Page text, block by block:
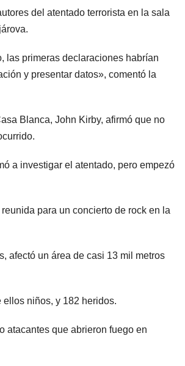
del atentado terrorista en la sala
las primeras declaraciones habrían
y presentar datos», comentó la
Blanca, John Kirby, afirmó que no
a investigar el atentado, pero empezó
para un concierto de rock en la
afectó un área de casi 13 mil metros
niños, y 182 heridos.
atacantes que abrieron fuego en